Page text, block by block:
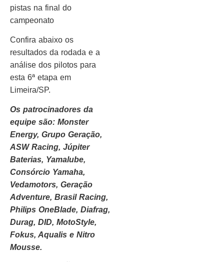
pistas na final do
campeonato
Confira abaixo os
resultados da rodada e a
análise dos pilotos para
esta 6ª etapa em
Limeira/SP.
Os patrocinadores da
equipe são: Monster
Energy, Grupo Geração,
ASW Racing, Júpiter
Baterias, Yamalube,
Consórcio Yamaha,
Vedamotors, Geração
Adventure, Brasil Racing,
Philips OneBlade, Diafrag,
Durag, DID, MotoStyle,
Fokus, Aqualis e Nitro
Mousse.